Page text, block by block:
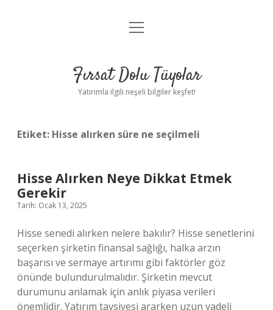
Gizlilik Politikası
Yasal Uyarı
menüyü
Fırsat Dolu Tüyolar
Yatırımla ilgili neşeli bilgiler keşfet!
Etiket: Hisse alırken süre ne seçilmeli
Hisse Alırken Neye Dikkat Etmek
Gerekir
Tarih: Ocak 13, 2025
Hisse senedi alırken nelere bakılır? Hisse senetlerini
seçerken şirketin finansal sağlığı, halka arzın
başarısı ve sermaye artırımı gibi faktörler göz
önünde bulundurulmalıdır. Şirketin mevcut
durumunu anlamak için anlık piyasa verileri
önemlidir. Yatırım tavsiyesi ararken uzun vadeli